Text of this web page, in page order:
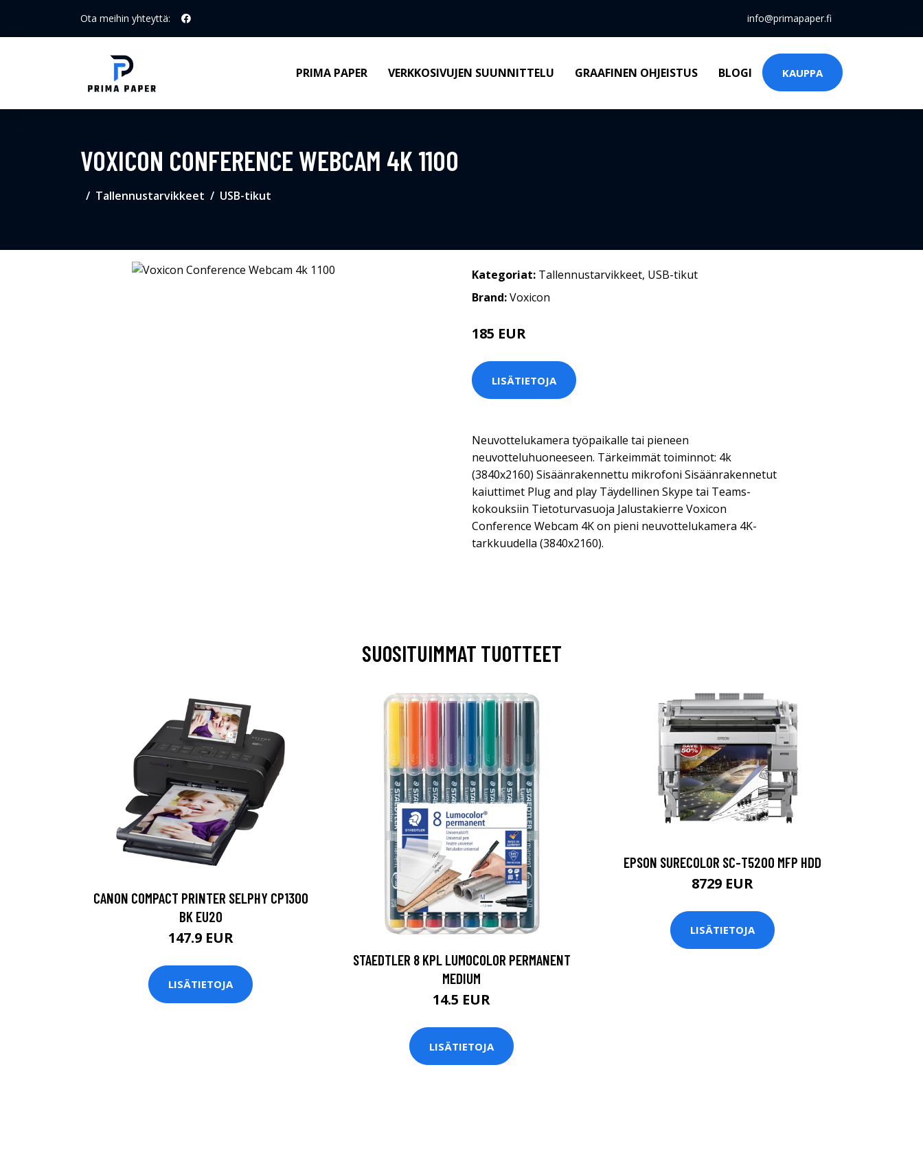
Ota meihin yhteyttä: info@primapaper.fi
PRIMA PAPER VERKKOSIVUJEN SUUNNITTELU GRAAFINEN OHJEISTUS BLOGI KAUPPA
VOXICON CONFERENCE WEBCAM 4K 1100
Tallennustarvikkeet USB-tikut
Kategoriat: Tallennustarvikkeet, USB-tikut
Brand:Voxicon
185 EUR
LISÄTIETOJA
Neuvottelukamera työpaikalle tai pieneen
neuvotteluhuoneeseen. Tärkeimmät toiminnot: 4k
(3840x2160) Sisäänrakennettu mikrofoni Sisäänrakennetut
kaiuttimet Plug and play Täydellinen Skype tai Teams-
kokouksiin Tietoturvasuoja Jalustakierre Voxicon
Conference Webcam 4K on pieni neuvottelukamera 4K-
tarkkuudella (3840x2160).
SUOSITUIMMAT TUOTTEET
CANON COMPACT PRINTER SELPHY CP1300
BK EU20
147.9 EUR
LISÄTIETOJA
STAEDTLER 8 KPL LUMOCOLOR PERMANENT
MEDIUM
14.5 EUR
LISÄTIETOJA
EPSON SURECOLOR SC-T5200 MFP HDD
8729 EUR
LISÄTIETOJA